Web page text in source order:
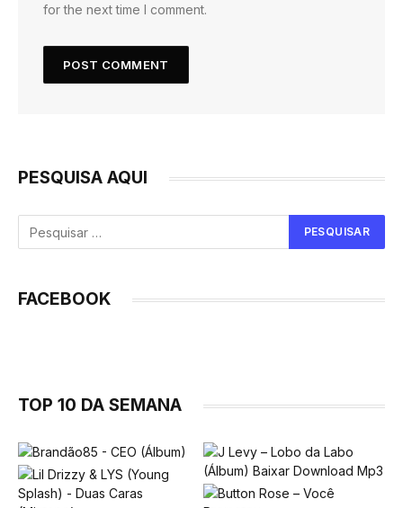
for the next time I comment.
PESQUISA AQUI
FACEBOOK
TOP 10 DA SEMANA